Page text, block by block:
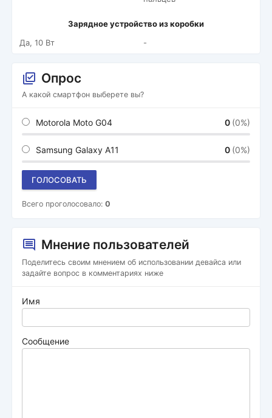
Зарядное устройство из коробки
Да, 10 Вт
-
Опрос
А какой смартфон выберете вы?
Motorola Moto G04 0 (0%)
Samsung Galaxy A11 0 (0%)
ГОЛОСОВАТЬ
Всего проголосовало: 0
Мнение пользователей
Поделитесь своим мнением об использовании девайса или
задайте вопрос в комментариях ниже
Имя
Сообщение